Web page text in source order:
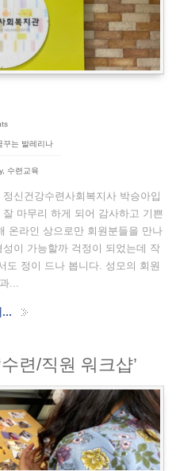
는 발레리나
, 수련교육
신건강수련사회복지사 박승아입
마무리 하게 되어 감사하고 기쁜
온라인 상으로만 회원분들을 만나
이 가능할까 걱정이 되었는데 작
도 정이 드나 봅니다. 성모의 회원
...
...
련/직원 워크샵’